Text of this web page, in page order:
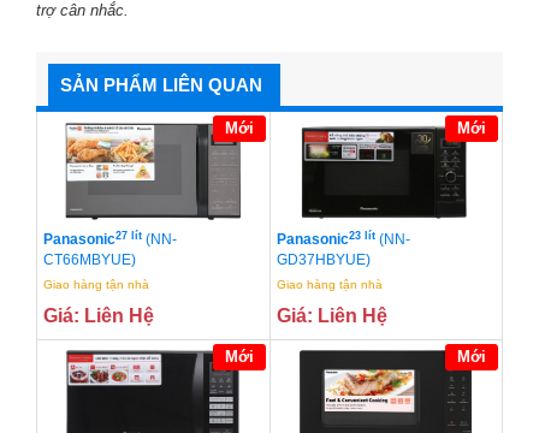
trợ cân nhắc.
SẢN PHẨM LIÊN QUAN
Mới
Panasonic27 lít (NN-
CT66MBYUE)
Giao hàng tận nhà
Giá: Liên Hệ
Mới
Panasonic23 lít (NN-
GD37HBYUE)
Giao hàng tận nhà
Giá: Liên Hệ
Mới Mới